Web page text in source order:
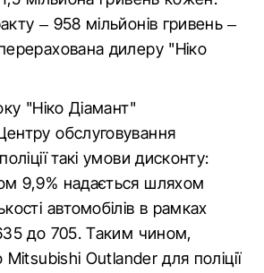
– 958 мільйонів гривень –
дилеру "Ніко
"Ніко Діамант"
обслуговування
такі умови дисконту:
9,9% надається шляхом
автомобілів в рамках
до 705. Таким чином,
Mitsubishi Outlander для поліції